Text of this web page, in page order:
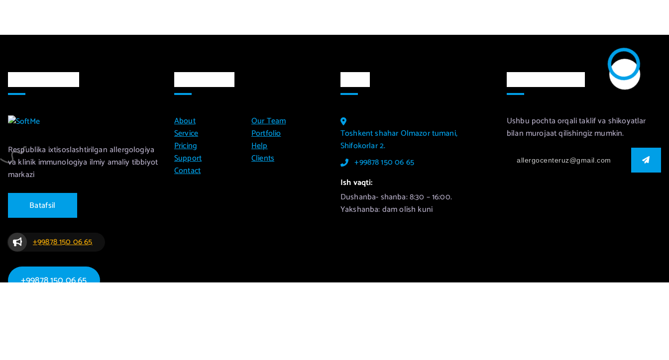
Respublika ixtisoslashtirilgan allergologiya
va klinik immunologiya ilmiy amaliy tibbiyot
markazi
Batafsil
+99878 150 06 65
+99878 150 06 65
About
Our Team
Service
Portfolio
Pricing
Help
Support
Clients
Contact
Toshkent shahar Olmazor tumani,
Shifokorlar 2.
+99878 150 06 65
Ish vaqti:
Dushanba- shanba: 8:30 – 16:00.
Yakshanba: dam olish kuni
Ushbu pochta orqali taklif va shikoyatlar
bilan murojaat qilishingiz mumkin.